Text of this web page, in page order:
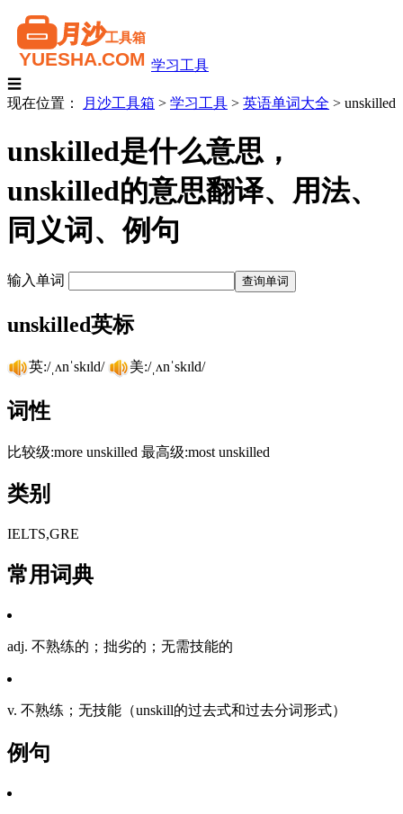
学习工具
☰
现在位置：
月沙工具箱 > 学习工具 > 英语单词大全 > unskilled
unskilled是什么意思，
unskilled的意思翻译、用法、
同义词、例句
输入单词
unskilled英标
英:/ˌʌnˈskɪld/ 美:/ˌʌnˈskɪld/
词性
比较级:more unskilled 最高级:most unskilled
类别
IELTS,GRE
常用词典
adj. 不熟练的；拙劣的；无需技能的
v. 不熟练；无技能（unskill的过去式和过去分词形式）
例句